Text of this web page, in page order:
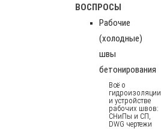
ВОСПРОСЫ
Рабочие
(холодные)
швы
бетонирования
Всё о
гидроизоляции
и устройстве
рабочих швов:
СНиПы и СП,
DWG чертежи